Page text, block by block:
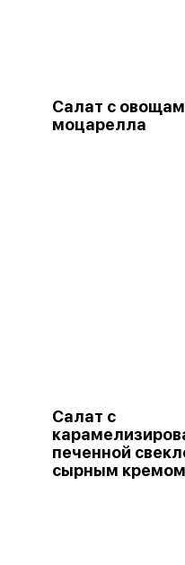
Салат с
моцарелла
Салат с
печенной
сырным кремом